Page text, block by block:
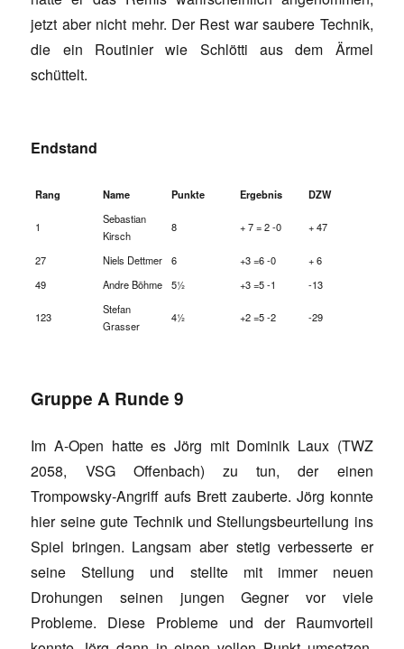
jetzt aber nicht mehr. Der Rest war saubere Technik,
die ein Routinier wie Schlötti aus dem Ärmel
schüttelt.
Endstand
Rang Name Punkte Ergebnis DZW
1
Sebastian
Kirsch
8 + 7 = 2 -0 + 47
27 Niels Dettmer 6 +3 =6 -0
+ 6
49
Andre Böhme 5½ +3 =5 -1 -13
123
Stefan
Grasser
4½ +2 =5 -2 -29
Gruppe A Runde 9
Im A-Open hatte es Jörg mit Dominik Laux (TWZ
2058, VSG Offenbach) zu tun, der einen
Trompowsky-Angriff aufs Brett zauberte. Jörg konnte
hier seine gute Technik und Stellungsbeurteilung ins
Spiel bringen. Langsam aber stetig verbesserte er
seine Stellung und stellte mit immer neuen
Drohungen seinen jungen Gegner vor viele
Probleme. Diese Probleme und der Raumvorteil